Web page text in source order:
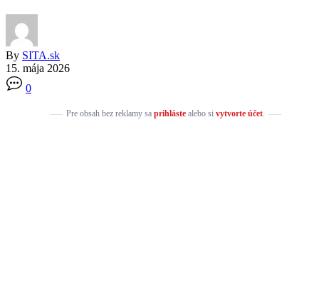
By SITA.sk
15. mája 2026
0
Pre obsah bez reklamy sa prihlástealebo si vytvorte účet.